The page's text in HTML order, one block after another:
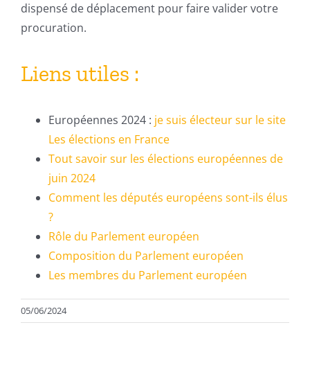
dispensé de déplacement pour faire valider votre
procuration.
Liens utiles :
Européennes 2024 : je suis électeur sur le site
Les élections en France
Tout savoir sur les élections européennes de
juin 2024
Comment les députés européens sont-ils élus
?
Rôle du Parlement européen
Composition du Parlement européen
Les membres du Parlement européen
05/06/2024